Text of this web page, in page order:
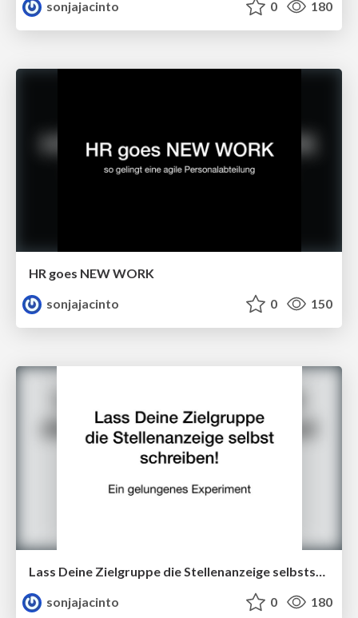
sonjajacinto
0 180
HR goes NEW WORK
sonjajacinto
0 150
Lass Deine Zielgruppe die Stellenanzeige selbstschreiben
sonjajacinto
0 180